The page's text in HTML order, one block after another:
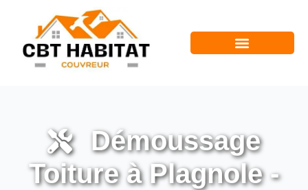
Démoussage
Toiture à Plagnole -